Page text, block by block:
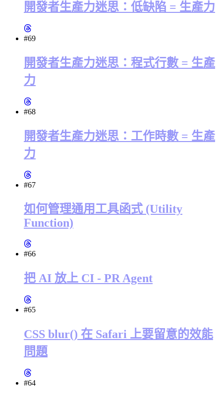
開發者生產力迷思：低缺陷 = 生產力
#69
開發者生產力迷思：程式行數 = 生產
力
#68
開發者生產力迷思：工作時數 = 生產
力
#67
如何管理通用工具函式 (Utility
Function)
#66
把 AI 放上 CI - PR Agent
#65
CSS blur() 在 Safari 上要留意的效能
問題
#64